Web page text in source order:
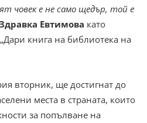
човек е не само щедър, той е
Евтимова като
книга на библиотека на
вторник, ще достигнат до
места в страната, които
за попълване на